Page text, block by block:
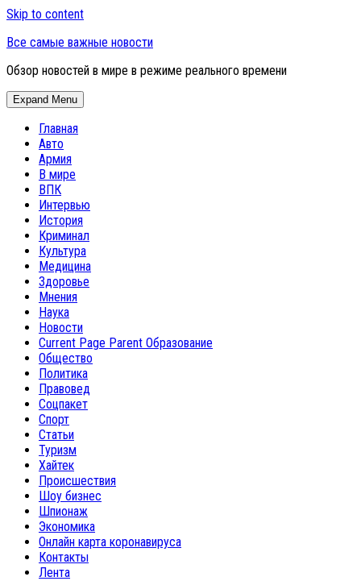
Skip to content
Все самые важные новости
Обзор новостей в мире в режиме реального времени
Expand Menu
Главная
Авто
Армия
В мире
ВПК
Интервью
История
Криминал
Культура
Медицина
Здоровье
Мнения
Наука
Новости
Current Page Parent Образование
Общество
Политика
Правовед
Соцпакет
Спорт
Статьи
Туризм
Хайтек
Происшествия
Шоу бизнес
Шпионаж
Экономика
Онлайн карта коронавируса
Контакты
Лента